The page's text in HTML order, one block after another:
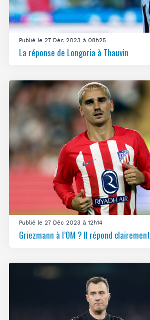
Publié le 27 Déc 2023 à 08h25
La réponse de Longoria à Thauvin
Publié le 27 Déc 2023 à 12h14
Griezmann à l’OM ? Il répond clairement